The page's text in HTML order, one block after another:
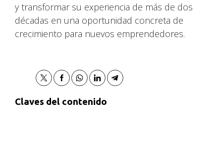
y transformar su experiencia de más de dos
décadas en una oportunidad concreta de
crecimiento para nuevos emprendedores.
Claves del contenido